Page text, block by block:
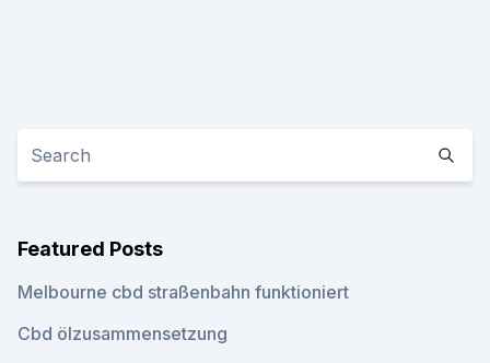
Featured Posts
Melbourne cbd straßenbahn funktioniert
Cbd ölzusammensetzung